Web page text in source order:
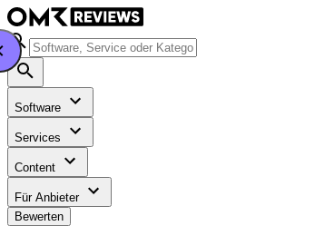
Software
Services
Content
Für Anbieter
Bewerten